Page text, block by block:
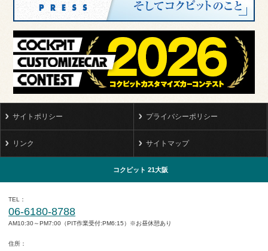
サイトポリシー プライバシーポリシー
リンク サイトマップ
コクピット 21大阪
TEL
06-6180-8788
AM10:30～PM7:00（PIT作業受付:PM6:15）※お昼休憩あり
住所